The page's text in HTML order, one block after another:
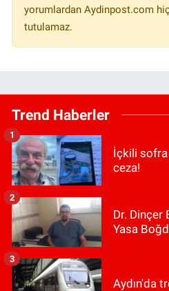
yorumlardan Aydinpost.com
tutulamaz.
Trend Haberler
İçkili sofra
ceza!
1
Dr. Dinçer
Yasa
2
Aydın'da
3